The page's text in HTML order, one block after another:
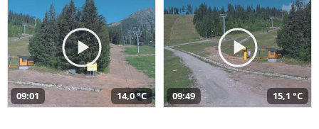
09:01 14,0 °C 09:49 15,1 °C